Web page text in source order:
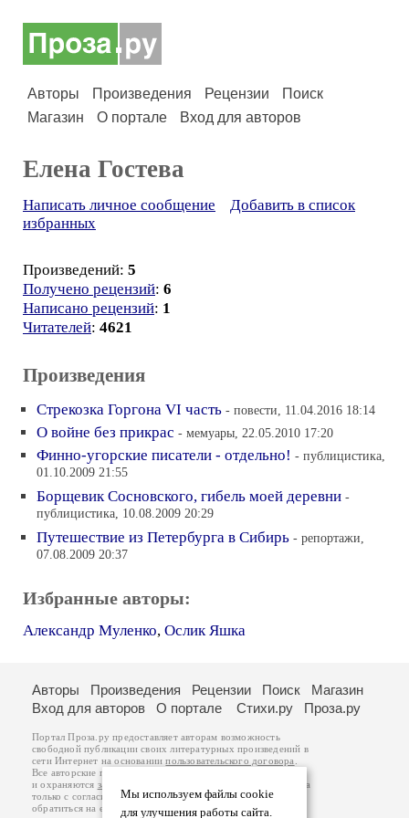
Авторы Произведения Рецензии
Поиск
Магазин
О портале Вход для авторов
Елена Гостева
Написать личное сообщение
Добавить в список
избранных
Произведений: 5
Получено рецензий: 6
Написано рецензий: 1
Читателей: 4621
Произведения
Стрекозка Горгона VI часть - повести, 11.04.2016 18:14
О войне без прикрас - мемуары, 22.05.2010 17:20
Финно-угорские писатели - отдельно! - публицистика,
01.10.2009 21:55
Борщевик Сосновского, гибель моей деревни -
публицистика, 10.08.2009 20:29
Путешествие из Петербурга в Сибирь - репортажи,
07.08.2009 20:37
Избранные авторы:
Александр Муленко, Ослик Яшка
Мы используем файлы cookie
для улучшения работы сайта.
Авторы Произведения Рецензии Поиск
Магазин
Вход для авторов
О портале Стихи.ру Проза.ру
Портал Проза.ру предоставляет авторам возможность
свободной публикации своих литературных произведений в
сети Интернет на основаниипользовательского договора
Все авторские права на произведения принадлежат авторам
и охраняются законом
. Перепечатка произведений возможна
только с согласия его автора, к которому вы можете
обратиться на его авторской странице. Ответственность за